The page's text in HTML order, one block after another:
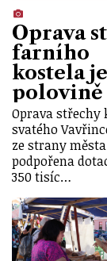
Oprava
farního
kostela
polovině
Oprava střechy
svatého
ze strany města
podpořena
350 tisíc…